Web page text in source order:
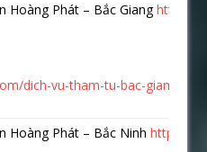
Hoàng Phát – Bắc Gianghttps://
dich-vu-tham-tu-bac-giang-uy-
Hoàng Phát – Bắc Ninhhttps://